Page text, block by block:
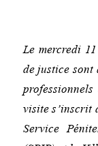
Le mercredi
de justice sont
visite s’inscrit
Service